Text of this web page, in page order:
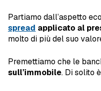
Partiamo dall’aspetto
spread applicato al
molto di più del suo
Premettiamo che le
sull’immobile. Di solito